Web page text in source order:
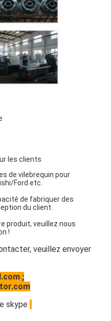
voiture
les clients
de vilebrequin pour
Ford etc.
de fabriquer des
du client.
produit, veuillez nous
!
veuillez envoyer
;
skype